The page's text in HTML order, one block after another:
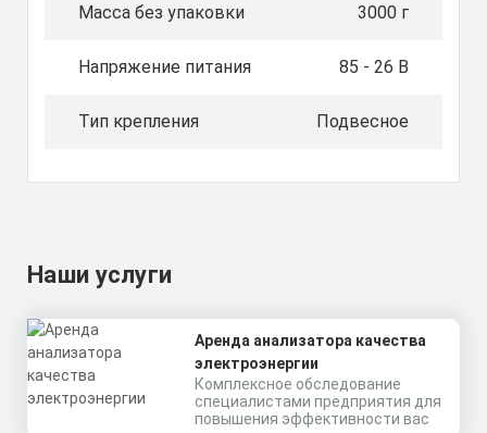
Масса без упаковки 3000 г
Напряжение питания 85 - 26 В
Тип крепления Подвесное
Наши услуги
Аренда анализатора качества
электроэнергии
Комплексное обследование
специалистами предприятия для
повышения эффективности вас